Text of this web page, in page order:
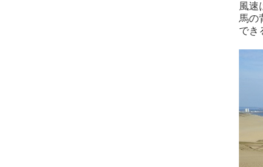
風速
馬の
でき